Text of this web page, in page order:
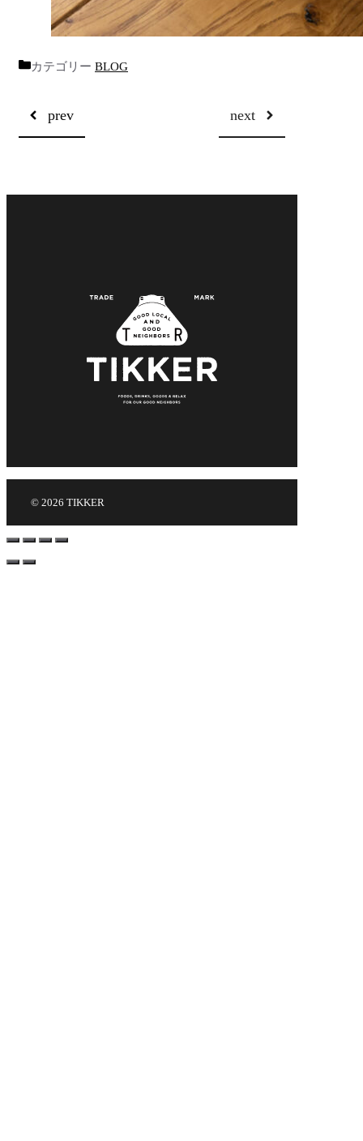
カテゴリー BLOG
prev next
© 2026 TIKKER